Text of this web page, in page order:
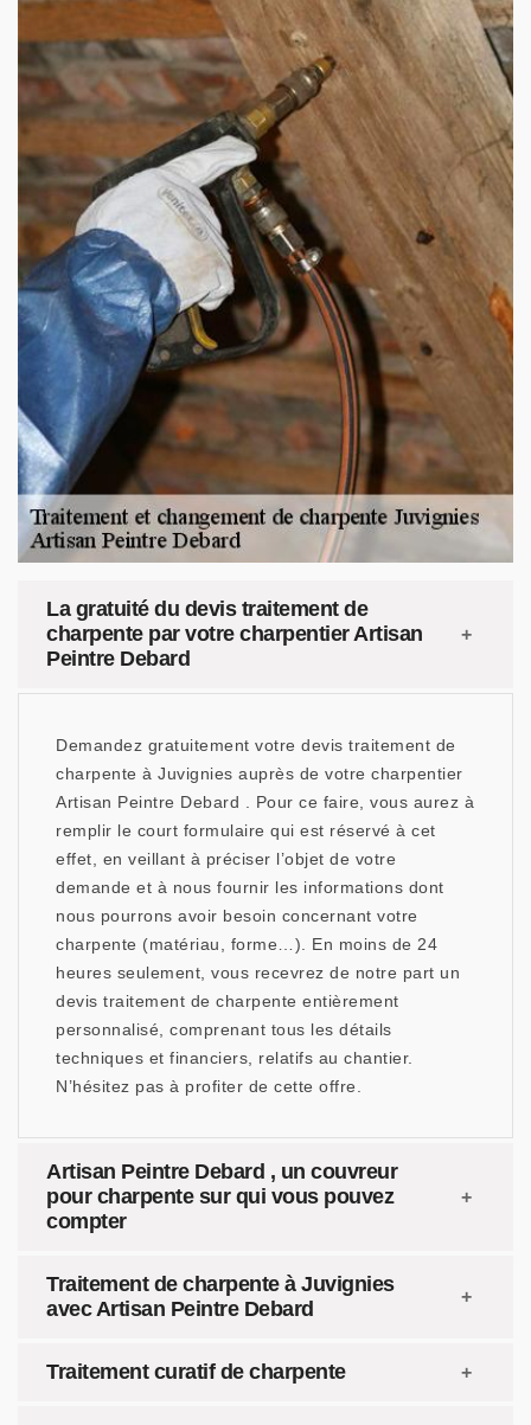
La gratuité du devis traitement de
charpente par votre charpentier Artisan
Peintre Debard
Demandez gratuitement votre devis traitement de
charpente à Juvignies auprès de votre charpentier
Artisan Peintre Debard . Pour ce faire, vous aurez à
remplir le court formulaire qui est réservé à cet
effet, en veillant à préciser l’objet de votre
demande et à nous fournir les informations dont
nous pourrons avoir besoin concernant votre
charpente (matériau, forme…). En moins de 24
heures seulement, vous recevrez de notre part un
devis traitement de charpente entièrement
personnalisé, comprenant tous les détails
techniques et financiers, relatifs au chantier.
N’hésitez pas à profiter de cette offre.
Artisan Peintre Debard , un couvreur
pour charpente sur qui vous pouvez
compter
Traitement de charpente à Juvignies
avec Artisan Peintre Debard
Traitement curatif de charpente